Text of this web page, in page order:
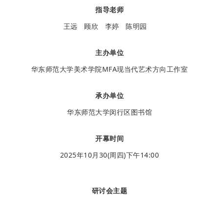
指导老师
王远 顾欣 李婷 陈明园
主办单位
华东师范大学美术学院MFA现当代艺术方向工作室
承办单位
华东师范大学闵行区图书馆
开幕时间
2025年10月30(周四)下午14:00
研讨会主题